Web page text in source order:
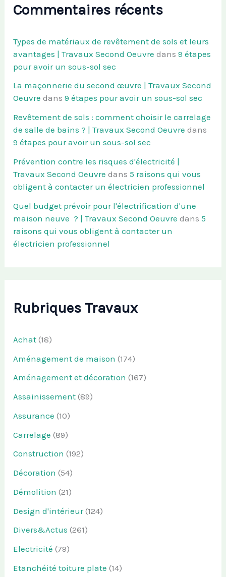
Commentaires récents
Types de matériaux de revêtement de sols et leurs
avantages | Travaux Second Oeuvre dans9 étapes
pour avoir un sous-sol sec
La maçonnerie du second œuvre | Travaux Second
Oeuvre dans9 étapes pour avoir un sous-sol sec
Revêtement de sols : comment choisir le carrelage
de salle de bains ? | Travaux Second Oeuvre dans
9 étapes pour avoir un sous-sol sec
Prévention contre les risques d'électricité |
Travaux Second Oeuvre dans5 raisons qui vous
obligent à contacter un électricien professionnel
Quel budget prévoir pour l'électrification d'une
maison neuve ? | Travaux Second Oeuvre dans5
raisons qui vous obligent à contacter un
électricien professionnel
Rubriques Travaux
Achat (18)
Aménagement de maison (174)
Aménagement et décoration (167)
Assainissement (89)
Assurance (10)
Carrelage (89)
Construction (192)
Décoration (54)
Démolition (21)
Design d'intérieur(124)
Divers&Actus (261)
Electricité (79)
Etanchéité toiture plate (14)